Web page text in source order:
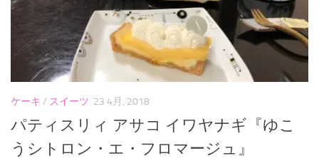
ケーキ / スイーツ 23 4月, 2018
パティスリィ アサコ イワヤナギ『ゆこ
うシトロン・エ・フロマージュ』